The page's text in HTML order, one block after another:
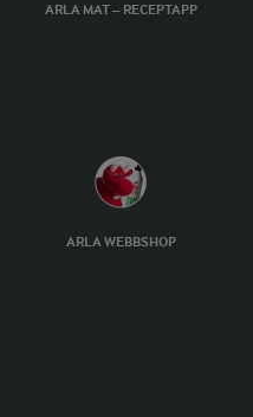
ARLA MAT – RECEPTAPP
ARLA WEBBSHOP